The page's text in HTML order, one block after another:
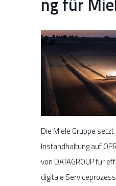
Die Miele Gruppe
Instandhaltung auf
von DATAGROUP für
digitale